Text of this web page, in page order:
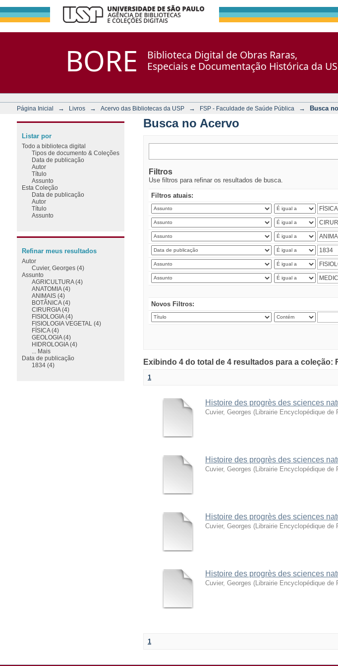
BORE
Biblioteca Digital de Obras Raras,
Especiais e Documentação Histórica da
Página Inicial → Livros → Acervo das Bibliotecas da USP → FSP - Faculdade de Saúde Pública → Busca
Busca no Acervo
Filtros
Use filtros para refinar os resultados de busca.
Filtros atuais:
Novos Filtros:
Exibindo 4 do total de 4 resultados para a coleção:
1
Histoire des progrès des sciences
Cuvier, Georges (Librairie Encyclopédique de
Histoire des progrès des sciences
Cuvier, Georges (Librairie Encyclopédique de
Histoire des progrès des sciences
Cuvier, Georges (Librairie Encyclopédique de
Histoire des progrès des sciences
Cuvier, Georges (Librairie Encyclopédique de
1
Listar por
Todo a biblioteca digital
Tipos de documento & Coleções
Data de publicação
Autor
Título
Assunto
Esta Coleção
Data de publicação
Autor
Título
Assunto
Refinar meus resultados
Autor
Cuvier, Georges (4)
Assunto
AGRICULTURA (4)
ANATOMIA (4)
ANIMAIS (4)
BOTÂNICA (4)
CIRURGIA (4)
FISIOLOGIA (4)
FISIOLOGIA VEGETAL (4)
FÍSICA (4)
GEOLOGIA (4)
HIDROLOGIA (4)
... Mais
Data de publicação
1834 (4)